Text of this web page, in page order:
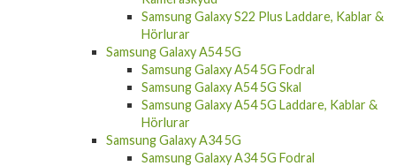
Samsung Galaxy S22 Plus Laddare, Kablar &
Hörlurar
Samsung Galaxy A54 5G
Samsung Galaxy A54 5G Fodral
Samsung Galaxy A54 5G Skal
Samsung Galaxy A54 5G Laddare, Kablar &
Hörlurar
Samsung Galaxy A34 5G
Samsung Galaxy A34 5G Fodral